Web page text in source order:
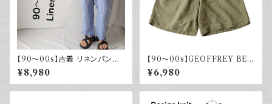
【90～00s】古着 リネンパンツ
ストライプ ライトブルー 夏 スラ
ックス
¥8,980
【90～00s】GEOFFREY BEE
NE コットンリネンショーツ ツー
タック カーキグリーン フェード
古着
¥6,980